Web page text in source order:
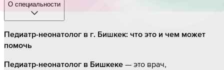
О специальности
Педиатр-неонатолог в г. Бишкек: что это и чем может
помочь
Педиатр-неонатолог в Бишкеке — это врач,